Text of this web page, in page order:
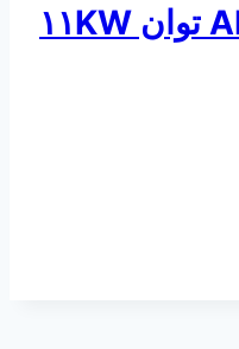
الکتروموتور ABB توان ۱۱KW